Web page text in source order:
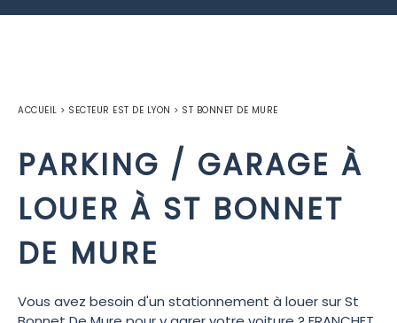
ACCUEIL > SECTEUR EST DE LYON > ST BONNET DE MURE
PARKING / GARAGE À
LOUER À ST BONNET
DE MURE
Vous avez besoin d'un stationnement à louer sur St